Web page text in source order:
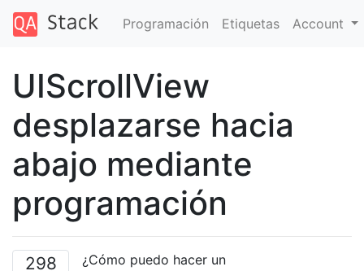
Programación Etiquetas Account
UIScrollView
desplazarse hacia
abajo mediante
programación
298 ¿Cómo puedo hacer un